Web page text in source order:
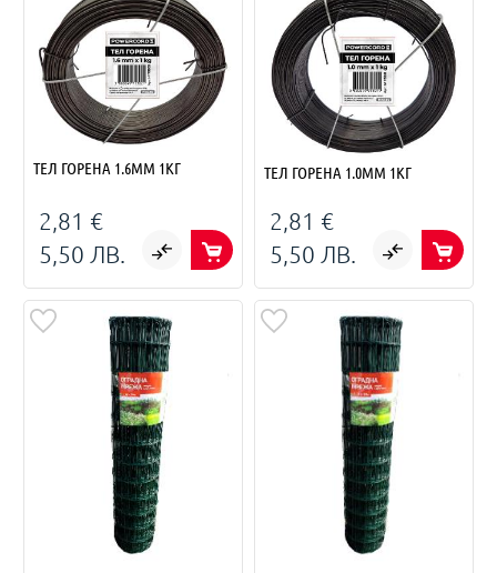
ТЕЛ ГОРЕНА 1.6ММ 1КГ
2,81 €
5,50 ЛВ.
ТЕЛ ГОРЕНА 1.0MM 1КГ
2,81 €
5,50 ЛВ.